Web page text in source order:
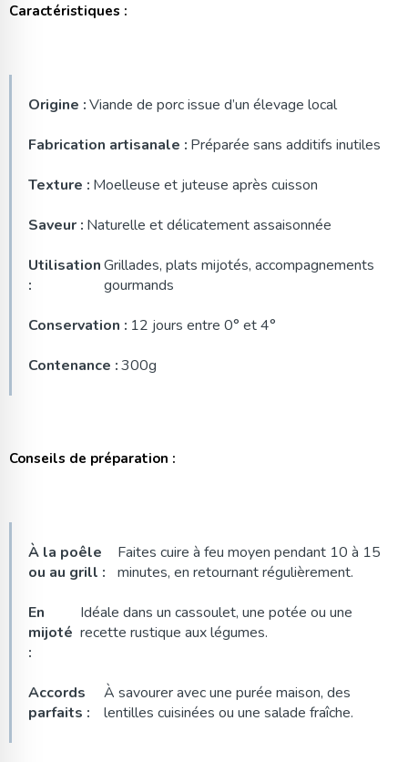
Caractéristiques :
Origine :Viande de porc issue d’un élevage local
Fabrication artisanale : Préparée sans additifs inutiles
Texture : Moelleuse et juteuse après cuisson
Saveur : Naturelle et délicatement assaisonnée
Utilisation
:
Grillades, plats mijotés, accompagnements
gourmands
Conservation : 12 jours entre 0° et 4°
Contenance :300g
Conseils de préparation :
À la poêle
ou au grill :
Faites cuire à feu moyen pendant 10 à 15
minutes, en retournant régulièrement.
En
mijoté
:
Idéale dans un cassoulet, une potée ou une
recette rustique aux légumes.
Accords
parfaits :
À savourer avec une purée maison, des
lentilles cuisinées ou une salade fraîche.